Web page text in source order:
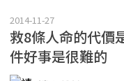
2014-11-27
救8條人命的代價
件好事是很難的